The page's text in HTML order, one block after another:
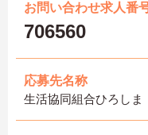
お問い合わせ求人番
706560
応募先名称
生活協同組合ひろしま